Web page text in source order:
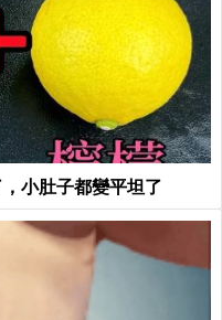
小肚子都變平坦了